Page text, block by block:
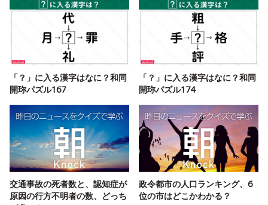
「？」に入る漢字はなに？和同
開珎パズル167
「？」に入る漢字はなに？和同
開珎パズル174
交通事故の死者数と、認知症が
原因の行方不明者の数、どっち
政令都市の人口ランキング、6
位の市はどこかわかる？